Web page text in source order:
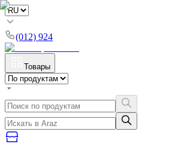
(012) 924
Товары